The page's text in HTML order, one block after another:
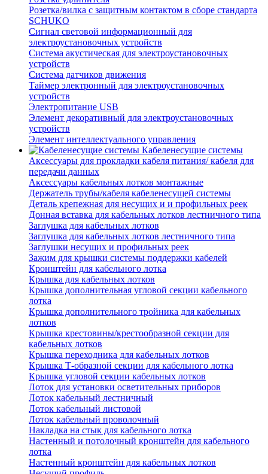
Розетка/вилка с защитным контактом в сборе стандарта
SCHUKO
Сигнал световой информационный для
электроустановочных устройств
Система акустическая для электроустановочных
устройств
Система датчиков движения
Таймер электронный для электроустановочных
устройств
Электропитание USB
Элемент декоративный для электроустановочных
устройств
Элемент интеллектуального управления
Кабеленесущие системы
Аксессуары для прокладки кабеля питания/ кабеля для
передачи данных
Аксессуары кабельных лотков монтажные
Держатель трубы/кабеля кабеленесущей системы
Деталь крепежная для несущих и и профильных реек
Донная вставка для кабельных лотков лестничного типа
Заглушка для кабельных лотков
Заглушка для кабельных лотков лестничного типа
Заглушки несущих и профильных реек
Зажим для крышки системы поддержки кабелей
Кронштейн для кабельного лотка
Крышка для кабельных лотков
Крышка дополнительная угловой секции кабельного
лотка
Крышка дополнительного тройника для кабельных
лотков
Крышка крестовины/крестообразной секции для
кабельных лотков
Крышка переходника для кабельных лотков
Крышка Т-образной секции для кабельного лотка
Крышка угловой секции кабельных лотков
Лоток для установки осветительных приборов
Лоток кабельный лестничный
Лоток кабельный листовой
Лоток кабельный проволочный
Накладка на стык для кабельного лотка
Настенный и потолочный кронштейн для кабельного
лотка
Настенный кронштейн для кабельных лотков